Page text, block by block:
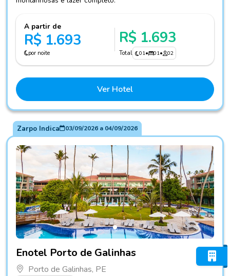
A partir de
R$ 1.693
por noite
R$ 1.693
Total 01• 01• 02
Ver Hotel
Zarpo Indica 03/09/2026a 04/09/2026
Enotel Porto de Galinhas
Porto de Galinhas, PE